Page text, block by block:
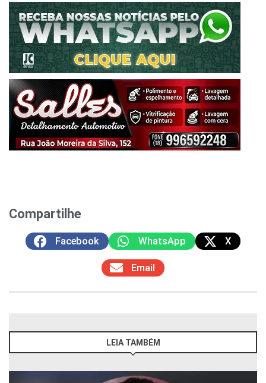
Compartilhe
Facebook WhatsApp X
Email
LEIA TAMBÉM